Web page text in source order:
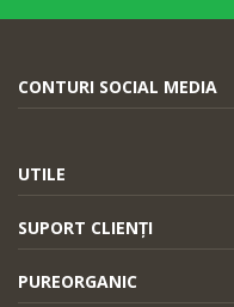
CONTURI SOCIAL MEDIA
UTILE
SUPORT CLIENȚI
PUREORGANIC